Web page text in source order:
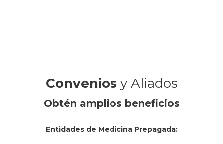
Convenios y Aliados
Obtén amplios beneficios
Entidades de Medicina Prepagada: